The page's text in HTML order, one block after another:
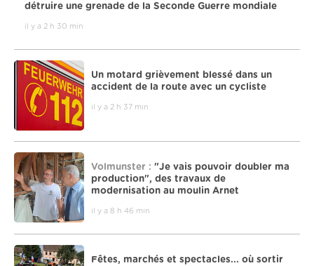
détruire une grenade de la Seconde Guerre mondiale
il y a 2 h 30 min
Un motard grièvement blessé dans un
accident de la route avec un cycliste
il y a 2 h 37 min
Volmunster : "Je vais pouvoir doubler ma
production", des travaux de
modernisation au moulin Arnet
il y a 8 h 46 min
Fêtes, marchés et spectacles... où sortir